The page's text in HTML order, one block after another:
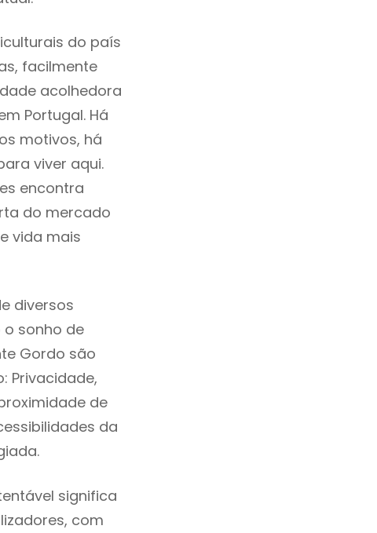
do país
facilmente
acolhedora
Portugal. Há
motivos, há
viver aqui.
encontra
do mercado
vida mais
diversos
sonho de
Gordo são
Privacidade,
de
da
significa
com